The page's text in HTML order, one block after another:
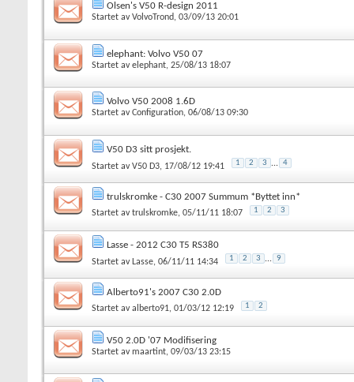
Olsen's V50 R-design 2011
Startet avVolvoTrond, 03/09/13 20:01
elephant: Volvo V50 07
Startet avelephant, 25/08/13 18:07
Volvo V50 2008 1.6D
Startet avConfiguration, 06/08/13 09:30
V50 D3 sitt prosjekt.
Startet avV50 D3, 17/08/12 19:41 1 2 3 ... 4
trulskromke - C30 2007 Summum *Byttet inn*
Startet avtrulskromke, 05/11/11 18:07 1 2 3
Lasse - 2012 C30 T5 RS380
Startet av Lasse, 06/11/11 14:34 1 2 3 ... 9
Alberto91's 2007 C30 2.0D
Startet avalberto91, 01/03/12 12:19 1 2
V50 2.0D '07 Modifisering
Startet avmaartint, 09/03/13 23:15